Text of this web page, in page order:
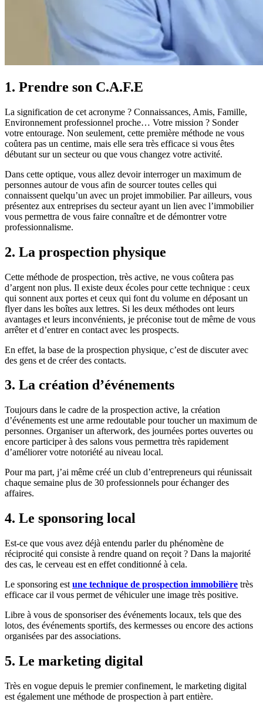
1. Prendre son C.A.F.E
La signification de cet acronyme ? Connaissances, Amis, Famille,
Environnement professionnel proche… Votre mission ? Sonder
votre entourage. Non seulement, cette première méthode ne vous
coûtera pas un centime, mais elle sera très efficace si vous êtes
débutant sur un secteur ou que vous changez votre activité.
Dans cette optique, vous allez devoir interroger un maximum de
personnes autour de vous afin de sourcer toutes celles qui
connaissent quelqu’un avec un projet immobilier. Par ailleurs, vous
présentez aux entreprises du secteur ayant un lien avec l’immobilier
vous permettra de vous faire connaître et de démontrer votre
professionnalisme.
2. La prospection physique
Cette méthode de prospection, très active, ne vous coûtera pas
d’argent non plus. Il existe deux écoles pour cette technique : ceux
qui sonnent aux portes et ceux qui font du volume en déposant un
flyer dans les boîtes aux lettres. Si les deux méthodes ont leurs
avantages et leurs inconvénients, je préconise tout de même de vous
arrêter et d’entrer en contact avec les prospects.
En effet, la base de la prospection physique, c’est de discuter avec
des gens et de créer des contacts.
3. La création d’événements
Toujours dans le cadre de la prospection active, la création
d’événements est une arme redoutable pour toucher un maximum de
personnes. Organiser un afterwork, des journées portes ouvertes ou
encore participer à des salons vous permettra très rapidement
d’améliorer votre notoriété au niveau local.
Pour ma part, j’ai même créé un club d’entrepreneurs qui réunissait
chaque semaine plus de 30 professionnels pour échanger des
affaires.
4. Le sponsoring local
Est-ce que vous avez déjà entendu parler du phénomène de
réciprocité qui consiste à rendre quand on reçoit ? Dans la majorité
des cas, le cerveau est en effet conditionné à cela.
Le sponsoring est une technique de prospection immobilière très
efficace car il vous permet de véhiculer une image très positive.
Libre à vous de sponsoriser des événements locaux, tels que des
lotos, des événements sportifs, des kermesses ou encore des actions
organisées par des associations.
5. Le marketing digital
Très en vogue depuis le premier confinement, le marketing digital
est également une méthode de prospection à part entière.